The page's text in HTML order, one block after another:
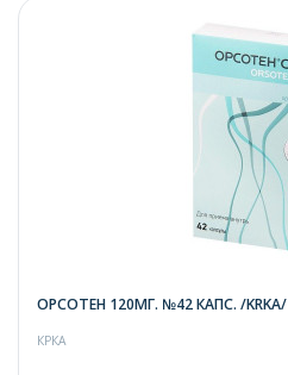
ОРСОТЕН 120МГ. №42 КАПС. /KRKA/
КРКА